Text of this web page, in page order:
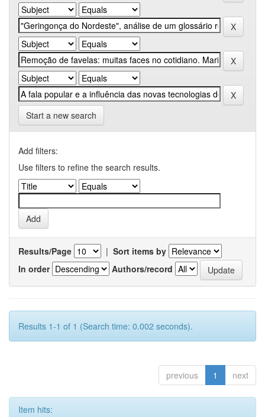
Start a new search
Add filters:
Use filters to refine the search results.
Results/Page | Sort items by
In order
Authors/record
Results 1-1 of 1 (Search time: 0.002 seconds).
previous 1 next
Item hits: